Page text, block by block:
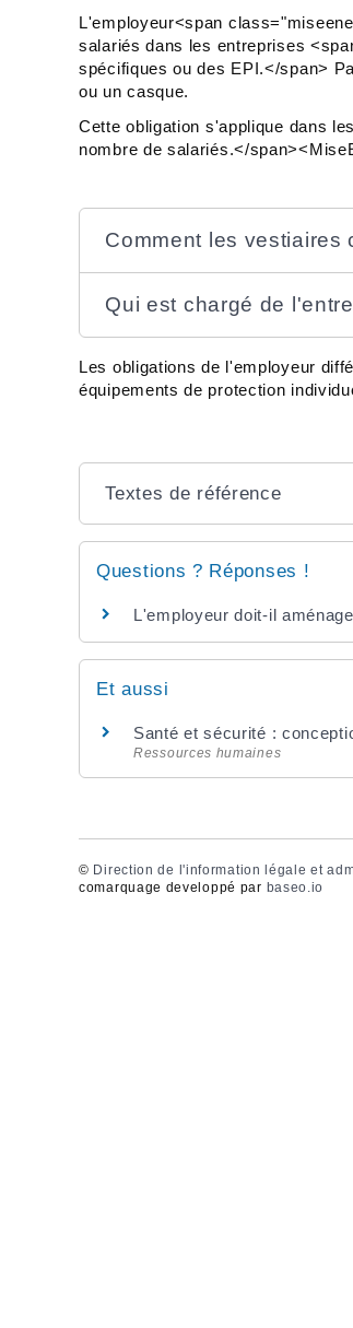
L'employeur<span
salariés dans les entreprises
spécifiques ou des EPI.</span>
ou un casque.
Cette obligation s'applique dans
nombre de salariés.</
Comment les vestiaires
Qui est chargé de
Les obligations de l'employeur
équipements de protection
Textes de référence
Questions ? Réponses !
L'employeur doit-il
Et aussi
Santé et sécurité :
Ressources humaines
© Direction de l'information légale et
comarquage developpé par baseo.io